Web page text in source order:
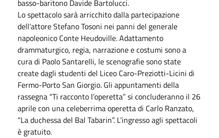
basso-baritono Davide Bartolucci.
Lo spettacolo sarà arricchito dalla partecipazione
dell’attore Stefano Tosoni nei panni del generale
napoleonico Conte Heudoville. Adattamento
drammaturgico, regia, narrazione e costumi sono a
cura di Paolo Santarelli, le scenografie sono state
create dagli studenti del Liceo Caro-Preziotti-Licini di
Fermo-Porto San Giorgio. Gli appuntamenti della
rassegna “Ti racconto l’operetta” si concluderanno il 26
aprile con una celeberrima operetta di Carlo Ranzato,
“La duchessa del Bal Tabarin”. L’ingresso agli spettacoli
è gratuito.